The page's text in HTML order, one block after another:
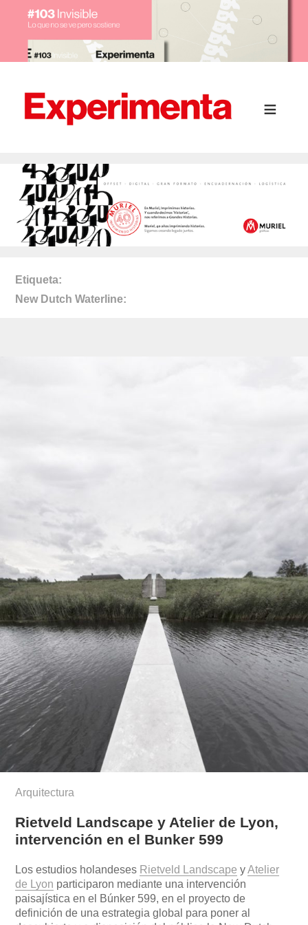
Etiqueta
New Dutch Waterline
Arquitectura
Rietveld Landscape y Atelier de Lyon,
intervención en el Bunker 599
Los estudios holandeses Rietveld Landscape yAtelier
de Lyon participaron mediante una intervención
paisajística en el Búnker 599, en el proyecto de
definición de una estrategia global para poner al